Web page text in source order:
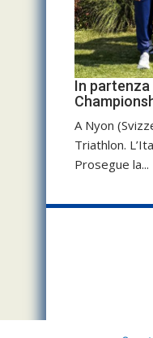
In partenza
A Nyon
Triathlon.
Prosegue la...